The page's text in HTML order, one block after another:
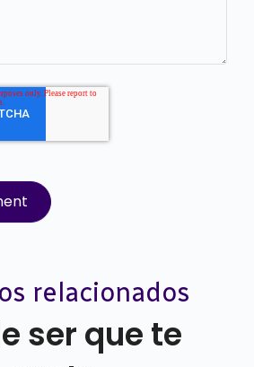
relacionados
ser que te